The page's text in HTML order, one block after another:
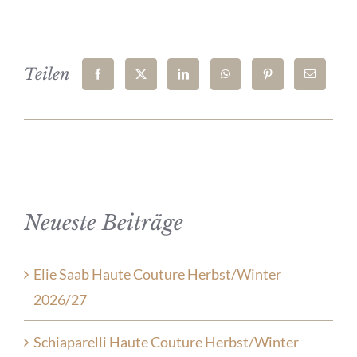
Teilen
Neueste Beiträge
Elie Saab Haute Couture Herbst/Winter
2026/27
Schiaparelli Haute Couture Herbst/Winter